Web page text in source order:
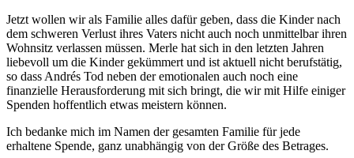
Jetzt wollen wir als Familie alles dafür geben, dass die Kinder nach
dem schweren Verlust ihres Vaters nicht auch noch unmittelbar ihren
Wohnsitz verlassen müssen. Merle hat sich in den letzten Jahren
liebevoll um die Kinder gekümmert und ist aktuell nicht berufstätig,
so dass Andrés Tod neben der emotionalen auch noch eine
finanzielle Herausforderung mit sich bringt, die wir mit Hilfe einiger
Spenden hoffentlich etwas meistern können.
Ich bedanke mich im Namen der gesamten Familie für jede
erhaltene Spende, ganz unabhängig von der Größe des Betrages.